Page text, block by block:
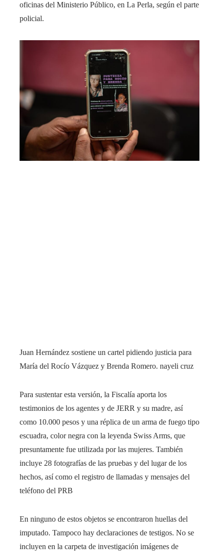
oficinas del Ministerio Público, en La Perla, según el parte
policial.
Juan Hernández sostiene un cartel pidiendo justicia para
María del Rocío Vázquez y Brenda Romero. nayeli cruz
Para sustentar esta versión, la Fiscalía aporta los
testimonios de los agentes y de JERR y su madre, así
como 10.000 pesos y una réplica de un arma de fuego tipo
escuadra, color negra con la leyenda Swiss Arms, que
presuntamente fue utilizada por las mujeres. También
incluye 28 fotografías de las pruebas y del lugar de los
hechos, así como el registro de llamadas y mensajes del
teléfono del PRB
En ninguno de estos objetos se encontraron huellas del
imputado. Tampoco hay declaraciones de testigos. No se
incluyen en la carpeta de investigación imágenes de